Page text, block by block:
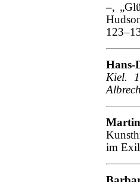
–,
Hans-
Kiel.
im